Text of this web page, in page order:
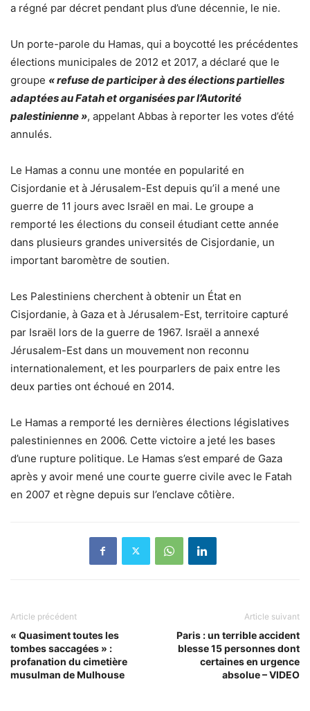
a régné par décret pendant plus d’une décennie, le nie.
Un porte-parole du Hamas, qui a boycotté les précédentes
élections municipales de 2012 et 2017, a déclaré que le
groupe « refuse de participer à des élections partielles
adaptées au Fatah et organisées par l’Autorité
palestinienne », appelant Abbas à reporter les votes d’été
annulés.
Le Hamas a connu une montée en popularité en
Cisjordanie et à Jérusalem-Est depuis qu’il a mené une
guerre de 11 jours avec Israël en mai. Le groupe a
remporté les élections du conseil étudiant cette année
dans plusieurs grandes universités de Cisjordanie, un
important baromètre de soutien.
Les Palestiniens cherchent à obtenir un État en
Cisjordanie, à Gaza et à Jérusalem-Est, territoire capturé
par Israël lors de la guerre de 1967. Israël a annexé
Jérusalem-Est dans un mouvement non reconnu
internationalement, et les pourparlers de paix entre les
deux parties ont échoué en 2014.
Le Hamas a remporté les dernières élections législatives
palestiniennes en 2006. Cette victoire a jeté les bases
d’une rupture politique. Le Hamas s’est emparé de Gaza
après y avoir mené une courte guerre civile avec le Fatah
en 2007 et règne depuis sur l’enclave côtière.
Article précédent
« Quasiment toutes les
tombes saccagées » :
profanation du cimetière
musulman de Mulhouse
Article suivant
Paris : un terrible accident
blesse 15 personnes dont
certaines en urgence
absolue – VIDEO